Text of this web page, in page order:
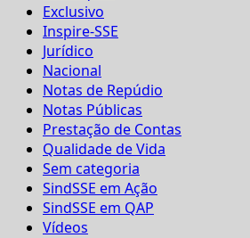
Exclusivo
Inspire-SSE
Jurídico
Nacional
Notas de Repúdio
Notas Públicas
Prestação de Contas
Qualidade de Vida
Sem categoria
SindSSE em Ação
SindSSE em QAP
Vídeos